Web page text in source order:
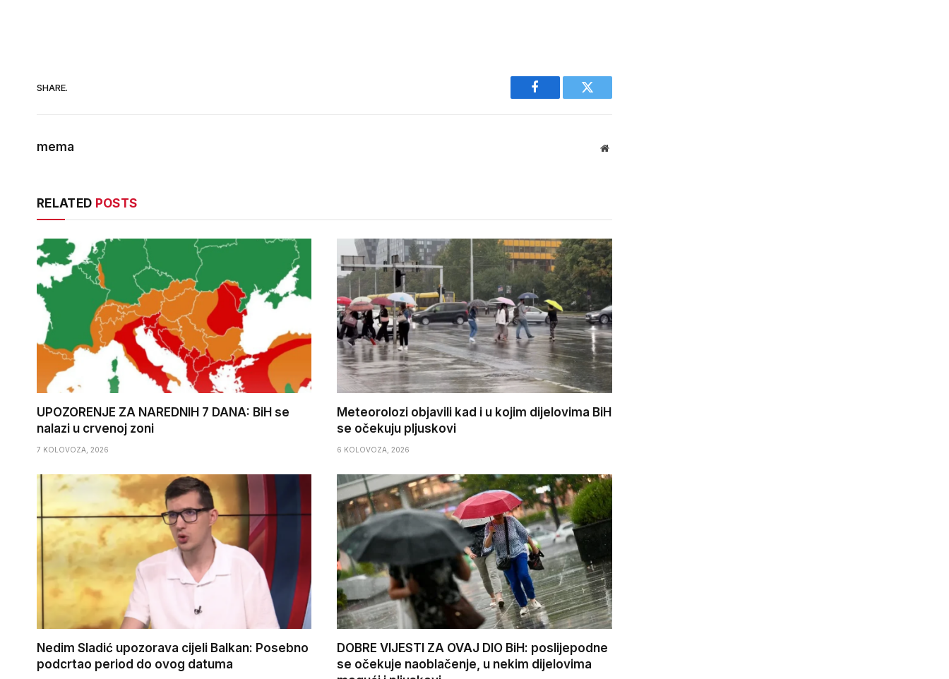
SHARE.
Facebook Twitter
mema Website
RELATED POSTS
UPOZORENJE ZA NAREDNIH 7 DANA: BiH se
nalazi u crvenoj zoni
7 KOLOVOZA, 2026
Meteorolozi objavili kad i u kojim dijelovima BiH
se očekuju pljuskovi
6 KOLOVOZA, 2026
Nedim Sladić upozorava cijeli Balkan: Posebno
podcrtao period do ovog datuma
DOBRE VIJESTI ZA OVAJ DIO BiH: poslijepodne
se očekuje naoblačenje, u nekim dijelovima